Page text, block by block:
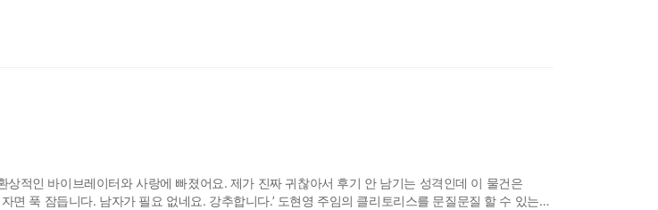
불거진 굵은 핏줄은 징그러웠고 굵직한 좆 머리는 벌름거릴 때마다 프리컴을 질
상적인 바이브레이터와 사랑에 빠졌어요. 제가 진짜 귀찮아서 후기 안 남기는 성격인데 이 물건은
면 푹 잠듭니다. 남자가 필요 없네요. 강추합니다.’ 도현영 주임의 클리토리스를 문질문질 할 수 있는